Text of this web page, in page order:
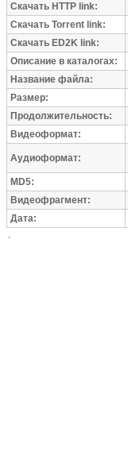
Скачать HTTP link:
Скачать Torrent link:
Скачать ED2K link:
Описание в каталогах:
Название файла:
Размер:
Продолжительность:
Видеоформат:
Аудиоформат:
MD5:
Видеофрагмент:
Дата: